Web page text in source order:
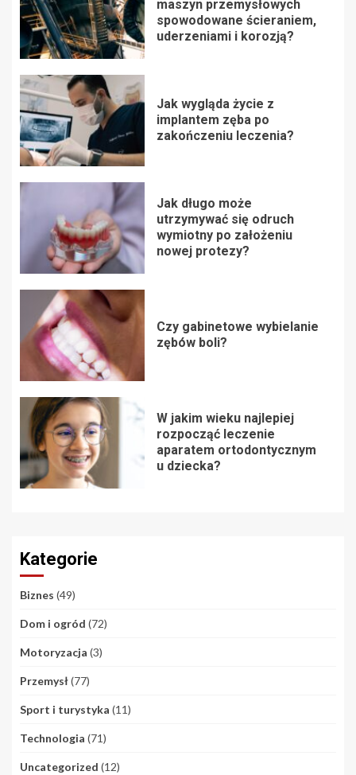
maszyn przemysłowych
spowodowane ścieraniem,
uderzeniami i korozją?
Jak wygląda życie z
implantem zęba po
zakończeniu leczenia?
Jak długo może
utrzymywać się odruch
wymiotny po założeniu
nowej protezy?
Czy gabinetowe wybielanie
zębów boli?
W jakim wieku najlepiej
rozpocząć leczenie
aparatem ortodontycznym
u dziecka?
Kategorie
Biznes (49)
Dom i ogród (72)
Motoryzacja (3)
Przemysł(77)
Sport i turystyka (11)
Technologia (71)
Uncategorized (12)